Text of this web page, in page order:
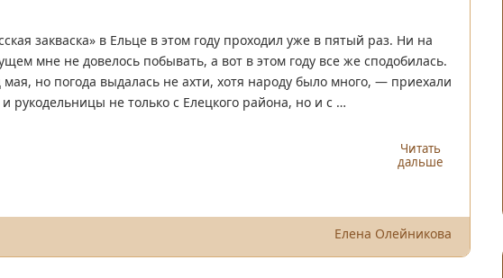
закваска» в Ельце в этом году проходил уже в пятый раз. Ни на
мне не довелось побывать, а вот в этом году все же сподобилась.
но погода выдалась не ахти, хотя народу было много, — приехали
рукодельницы не только с Елецкого района, но и с …
Читать
дальше
Елена Олейникова